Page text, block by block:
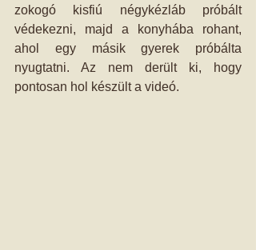
zokogó kisfiú négykézláb próbált
védekezni, majd a konyhába rohant,
ahol egy másik gyerek próbálta
nyugtatni. Az nem derült ki, hogy
pontosan hol készült a videó.